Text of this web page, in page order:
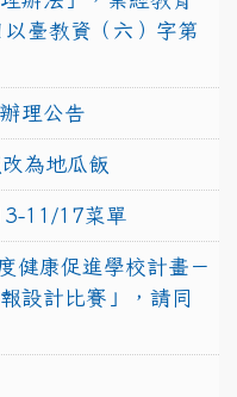
臺教資（六）字第
理公告
為地瓜飯
11/17菜單
健康促進學校計畫－
設計比賽」，請同